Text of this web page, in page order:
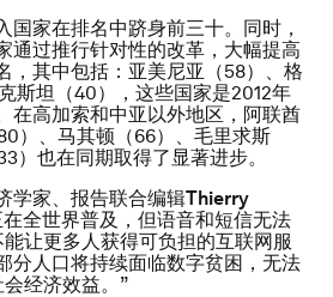
国家在排名中跻身前三十。同时，
通过推行针对性的改革，大幅提高
，其中包括：亚美尼亚（58）、格
斯坦（40），这些国家是2012年
在高加索和中亚以外地区，阿联酋
）、马其顿（66）、毛里求斯
）也在同期取得了显著进步。
学家、报告联合编辑Thierry
全世界普及，但语音和短信无法
让更多人获得可负担的互联网服
分人口将持续面临数字贫困，无法
经济效益。”